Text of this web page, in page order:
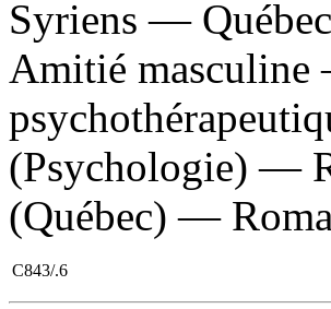
Syriens —
Amitié masculine
(Psychologie) —
(Québec) —
C843/.6